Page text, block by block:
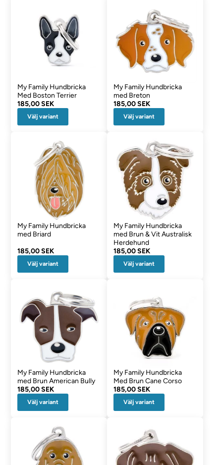
My Family Hundbricka
Med Boston Terrier
185,00 SEK
Välj variant
My Family Hundbricka
med Breton
185,00 SEK
Välj variant
My Family Hundbricka
med Briard
185,00 SEK
Välj variant
My Family Hundbricka
med Brun & Vit Australisk
Herdehund
185,00 SEK
Välj variant
My Family Hundbricka
med Brun American Bully
185,00 SEK
Välj variant
My Family Hundbricka
Med Brun Cane Corso
185,00 SEK
Välj variant